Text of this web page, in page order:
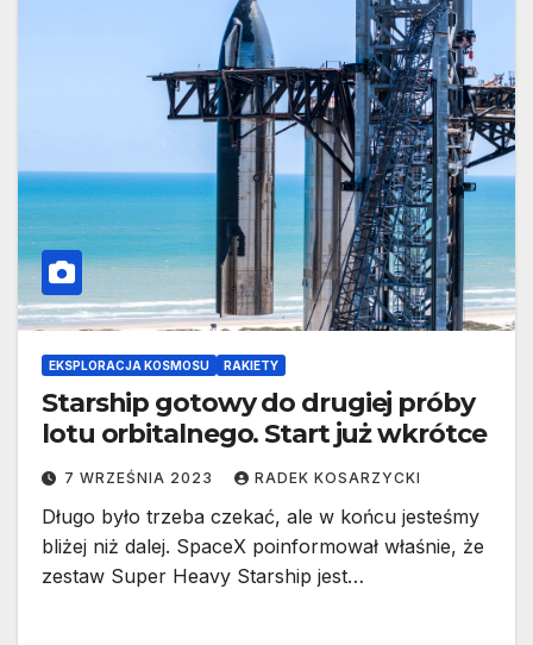
EKSPLORACJA KOSMOSU RAKIETY
Starship gotowy do drugiej próby
lotu orbitalnego. Start już wkrótce
7 WRZEŚNIA 2023 RADEK KOSARZYCKI
Długo było trzeba czekać, ale w końcu jesteśmy
bliżej niż dalej. SpaceX poinformował właśnie, że
zestaw Super Heavy Starship jest…